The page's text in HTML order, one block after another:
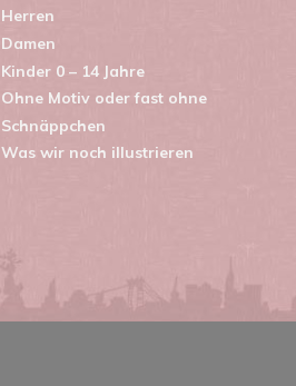
Herren
Damen
Kinder 0 – 14 Jahre
Ohne Motiv oder fast ohne
Schnäppchen
Was wir noch illustrieren